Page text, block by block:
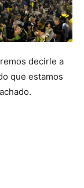
decirle a
que estamos